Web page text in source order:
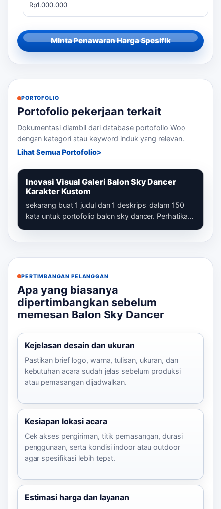
Rp1.000.000
Minta Penawaran Harga Spesifik
PORTOFOLIO
Portofolio pekerjaan terkait
Dokumentasi diambil dari database portofolio Woo
dengan kategori atau keyword induk yang relevan.
Lihat Semua Portofolio
Inovasi Visual Galeri Balon Sky Dancer
Karakter Kustom
sekarang buat 1 judul dan 1 deskripsi dalam 150
kata untuk portofolio balon sky dancer. Perhatikan
PERTIMBANGAN PELANGGAN
Apa yang biasanya
dipertimbangkan sebelum
memesan Balon Sky Dancer
Kejelasan desain dan ukuran
Pastikan brief logo, warna, tulisan, ukuran, dan
kebutuhan acara sudah jelas sebelum produksi
atau pemasangan dijadwalkan.
Kesiapan lokasi acara
Cek akses pengiriman, titik pemasangan, durasi
penggunaan, serta kondisi indoor atau outdoor
agar spesifikasi lebih tepat.
Estimasi harga dan layanan